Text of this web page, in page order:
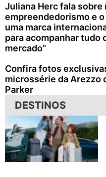
Juliana Herc fala sobre
empreendedorismo e
uma marca
para acompanhar tudo
mercado”
Confira fotos
microssérie da Arezzo
Parker
DESTINOS